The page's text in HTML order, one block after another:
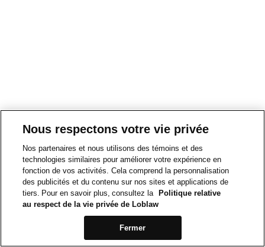
Nous respectons votre vie privée
Nos partenaires et nous utilisons des témoins et des
technologies similaires pour améliorer votre expérience en
fonction de vos activités. Cela comprend la personnalisation
des publicités et du contenu sur nos sites et applications de
tiers. Pour en savoir plus, consultez la
Politique relative
au respect de la vie privée de Loblaw
Fermer